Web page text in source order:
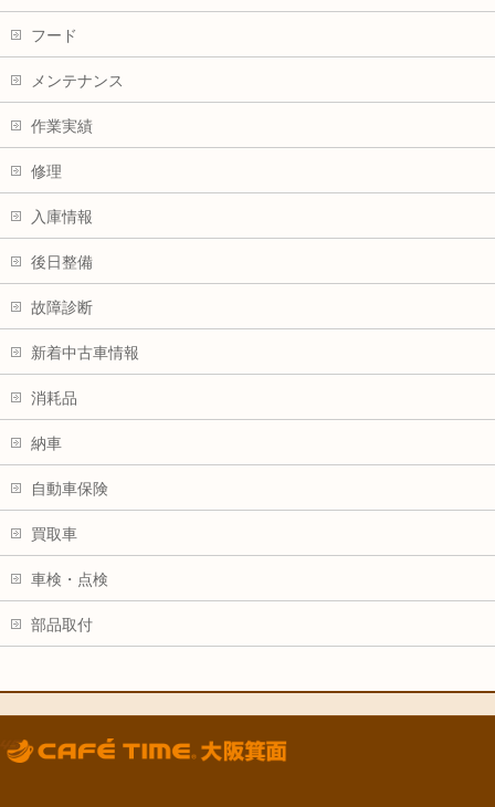
フード
メンテナンス
作業実績
修理
入庫情報
後日整備
故障診断
新着中古車情報
消耗品
納車
自動車保険
買取車
車検・点検
部品取付